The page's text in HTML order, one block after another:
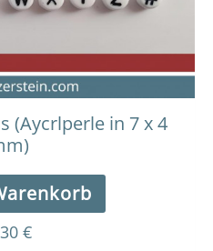
(Aycrlperle in 7 x 4
€